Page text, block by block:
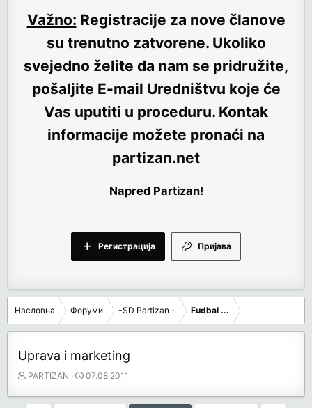
Važno: Registracije za nove članove
su trenutno zatvorene. Ukoliko
svejedno želite da nam se pridružite,
pošaljite E-mail Uredništvu koje će
Vas uputiti u proceduru. Kontak
informacije možete pronaći na
partizan.net
Napred Partizan!
Пријава
Регистрација
Насловна Форуми -SD Partizan - Fudbal ...
Uprava i marketing
З
ч
PARTIZAN
Д
т
07.08.2011